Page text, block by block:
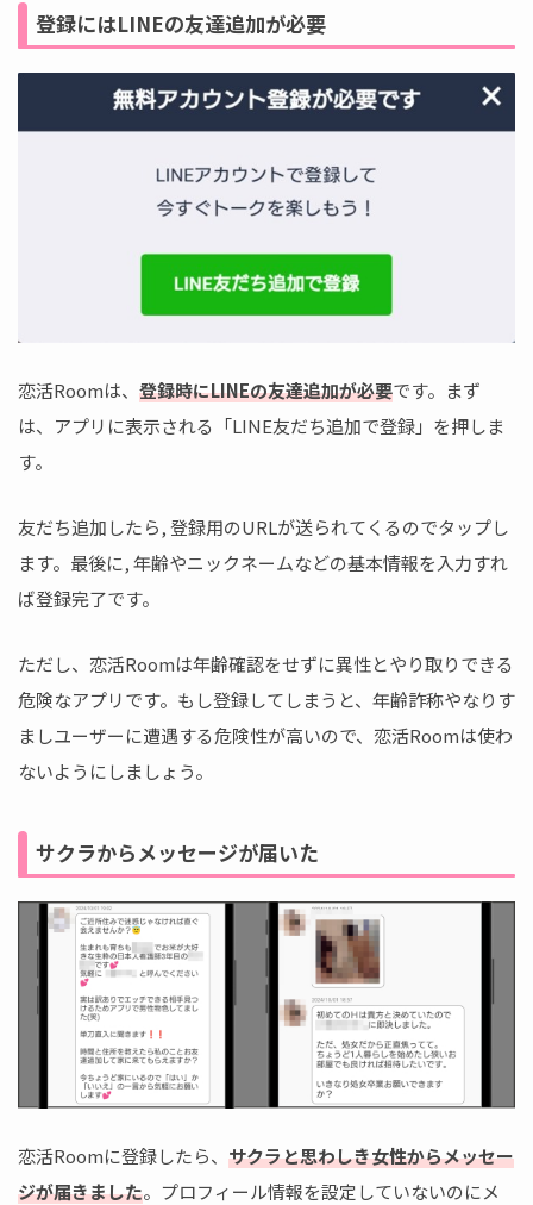
登録にはLINEの友達追加が必要
恋活Roomは、 登録時にLINEの友達追加が必要です。まず
は、アプリに表示される「LINE友だち追加で登録」を押しま
す。
友だち追加したら, 登録用のURLが送られてくるのでタップし
ます。最後に, 年齢やニックネームなどの基本情報を入力すれ
ば登録完了です。
ただし、恋活Roomは年齢確認をせずに異性とやり取りできる
危険なアプリです。もし登録してしまうと、年齢詐称やなりす
ましユーザーに遭遇する危険性が高いので、恋活Roomは使わ
ないようにしましょう。
サクラからメッセージが届いた
恋活Roomに登録したら、 サクラと思わしき女性からメッセー
ジが届きました。プロフィール情報を設定していないのにメ